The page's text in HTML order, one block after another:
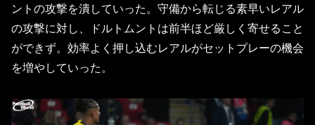
ントの攻撃を潰していった。守備から転じる素早いレアル
の攻撃に対し、ドルトムントは前半ほど厳しく寄せること
ができず。効率よく押し込むレアルがセットプレーの機会
を増やしていった。